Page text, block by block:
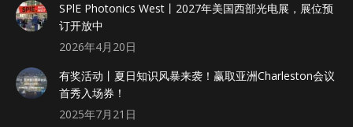
SPlE Photonics West丨2027年美国西部光电展，展位预
订开放中
2026年4月20日
有奖活动丨夏日知识风暴来袭！赢取亚洲Charleston会议
首秀入场券！
2025年7月21日